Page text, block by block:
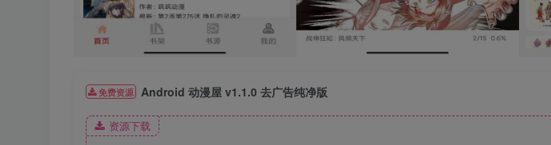
免费资源 Android 动漫屋 v1.1.0 去广告纯净版
资源下载